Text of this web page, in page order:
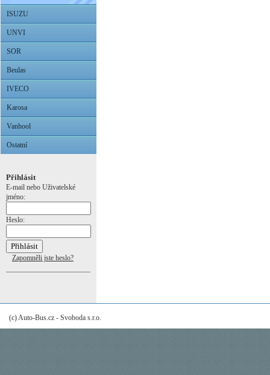
ISUZU
UNVI
SOR
Beulas
IVECO
Karosa
Vanhool
Ostatní
Přihlásit
E-mail nebo Uživatelské
jméno:
Heslo:
Zapomněli jste heslo?
(c) Auto-Bus.cz - Svoboda s.r.o.